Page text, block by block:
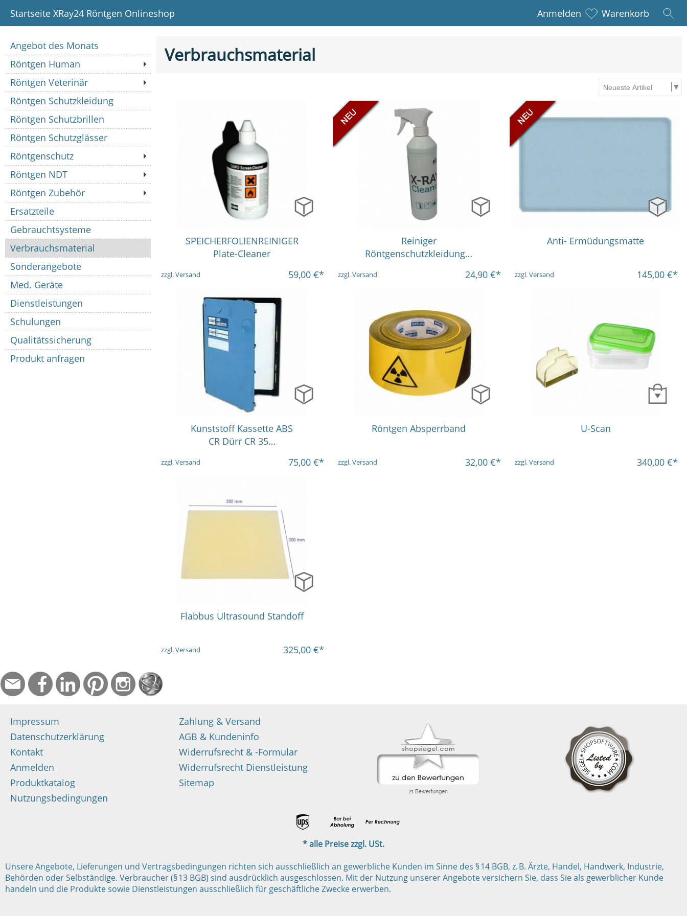
Startseite XRay24 Röntgen Onlineshop Anmelden Warenkorb
Angebot des Monats
Röntgen Human
Röntgen Veterinär
Röntgen Schutzkleidung
Röntgen Schutzbrillen
Röntgen Schutzglässer
Röntgenschutz
Röntgen NDT
Röntgen Zubehör
Ersatzteile
Gebrauchtsysteme
Verbrauchsmaterial
Sonderangebote
Med. Geräte
Dienstleistungen
Schulungen
Qualitätssicherung
Produkt anfragen
Verbrauchsmaterial
in vielen Varianten
SPEICHERFOLIENREINIGER
Plate-Cleaner
zzgl. Versand 59,00 €*
in vielen Varianten
Reiniger
Röntgenschutzkleidung…
zzgl. Versand 24,90 €*
60x45 cm 120x50 cm
Anti- Ermüdungsmatte
zzgl. Versand 145,00 €*
in vielen Varianten
Kunststoff Kassette ABS
CR Dürr CR 35…
zzgl. Versand 75,00 €*
1
Röntgen Absperrband
zzgl. Versand 32,00 €*
U-Scan
zzgl. Versand 340,00 €*
3 mm 5 mm
Flabbus Ultrasound Standoff
zzgl. Versand 325,00 €*
Impressum
Datenschutzerklärung
Kontakt
Anmelden
Produktkatalog
Nutzungsbedingungen
Zahlung & Versand
AGB & Kundeninfo
Widerrufsrecht & -Formular
Widerrufsrecht Dienstleistung
Sitemap
* alle Preise zzgl. USt.
Unsere Angebote, Lieferungen und Vertragsbedingungen richten sich ausschließlich an gewerbliche Kunden im Sinne des § 14 BGB, z. B. Ärzte, Handel, Handwerk, Industrie,
Behörden oder Selbständige. Verbraucher (§ 13 BGB) sind ausdrücklich ausgeschlossen. Mit der Nutzung unserer Angebote versichern Sie, dass Sie als gewerblicher Kunde
handeln und die Produkte sowie Dienstleistungen ausschließlich für geschäftliche Zwecke erwerben.